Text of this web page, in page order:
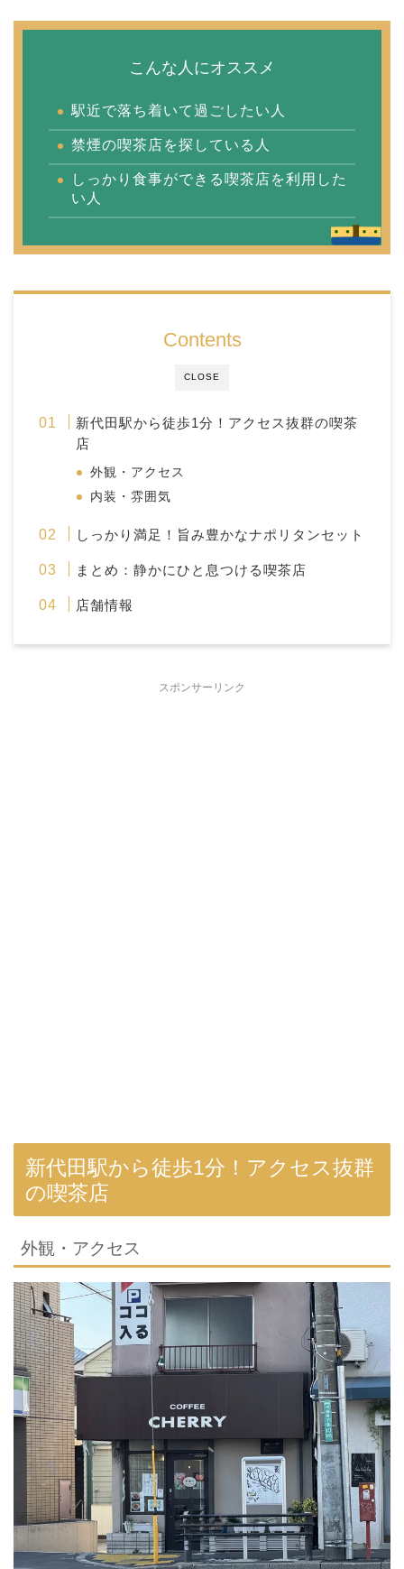
こんな人にオススメ
駅近で落ち着いて過ごしたい人
禁煙の喫茶店を探している人
しっかり食事ができる喫茶店を利用した
い人
CLOSE
Contents
新代田駅から徒歩1分！アクセス抜群の喫茶
店
外観・アクセス
内装・雰囲気
しっかり満足！旨み豊かなナポリタンセット
まとめ：静かにひと息つける喫茶店
店舗情報
スポンサーリンク
新代田駅から徒歩1分！アクセス抜群
の喫茶店
外観・アクセス